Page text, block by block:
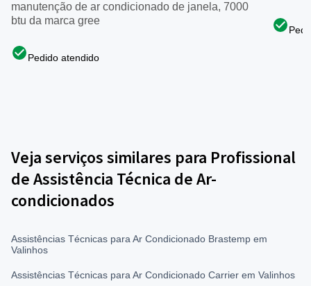
manutenção de ar condicionado de janela, 7000
btu da marca gree
Pedido atendido
Veja serviços similares para Profissional
de Assistência Técnica de Ar-
condicionados
Assistências Técnicas para Ar Condicionado Brastemp em
Valinhos
Assistências Técnicas para Ar Condicionado Carrier em Valinhos